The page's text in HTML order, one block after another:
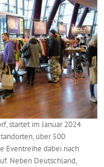
startet im Januar 2024
über 500
Eventreihe dabei nach
Neben Deutschland,